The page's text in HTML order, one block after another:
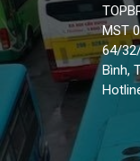
MST
64/
Bình,